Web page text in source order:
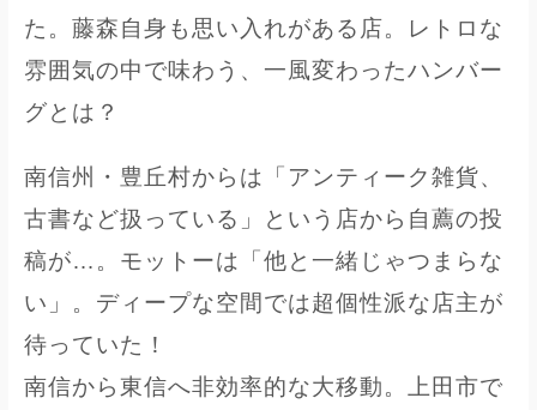
た。藤森自身も思い入れがある店。レトロな
雰囲気の中で味わう、一風変わったハンバー
グとは？
南信州・豊丘村からは「アンティーク雑貨、
古書など扱っている」という店から自薦の投
稿が…。モットーは「他と一緒じゃつまらな
い」。ディープな空間では超個性派な店主が
待っていた！
南信から東信へ非効率的な大移動。上田市で